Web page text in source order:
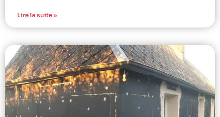
Lire la suite »